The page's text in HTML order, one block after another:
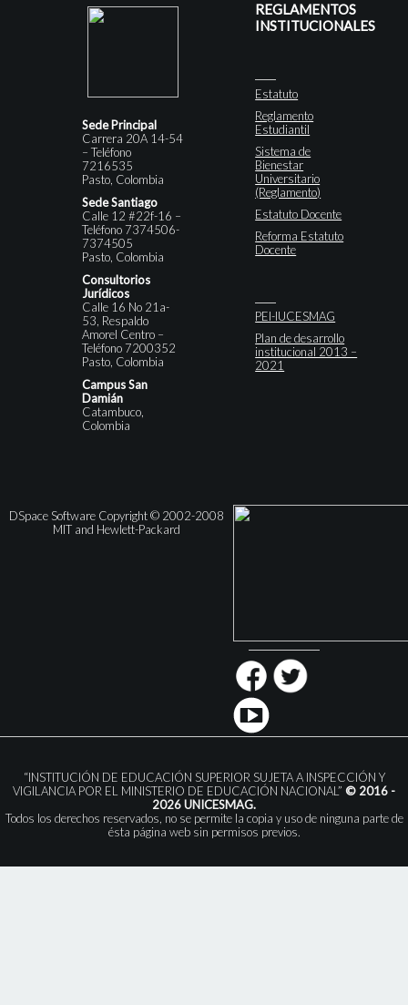
Sede Principal
Carrera 20A 14-54
– Teléfono
7216535
Pasto, Colombia
Sede Santiago
Calle 12 #22f-16 –
Teléfono 7374506-
7374505
Pasto, Colombia
Consultorios
Jurídicos
Calle 16 No 21a-
53, Respaldo
Amorel Centro –
Teléfono 7200352
Pasto, Colombia
Campus San
Damián
Catambuco,
Colombia
REGLAMENTOS
INSTITUCIONALES
Estatuto
Reglamento
Estudiantil
Sistema de
Bienestar
Universitario
(Reglamento)
Estatuto Docente
Reforma Estatuto
Docente
PEI-IUCESMAG
Plan de desarrollo
institucional 2013 –
2021
DSpace Software Copyright © 2002-2008
MIT and Hewlett-Packard
“INSTITUCIÓN DE EDUCACIÓN SUPERIOR SUJETA A INSPECCIÓN Y
VIGILANCIA POR EL MINISTERIO DE EDUCACIÓN NACIONAL” © 2016 -
2026 UNICESMAG.
Todos los derechos reservados, no se permite la copia y uso de ninguna parte de
ésta página web sin permisos previos.